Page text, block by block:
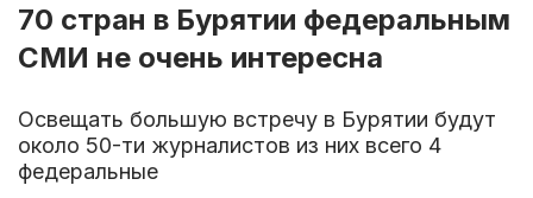
70 стран в Бурятии федеральным
СМИ не очень интересна
Освещать большую встречу в Бурятии будут
около 50-ти журналистов из них всего 4
федеральные